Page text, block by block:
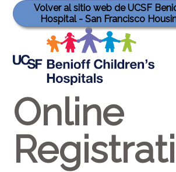
Volver al sitio web de UCSF
Hospital - San Francisco
Online